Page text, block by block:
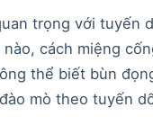
trọng với tuyến
cách miệng
thể biết bùn
mò theo tuyến